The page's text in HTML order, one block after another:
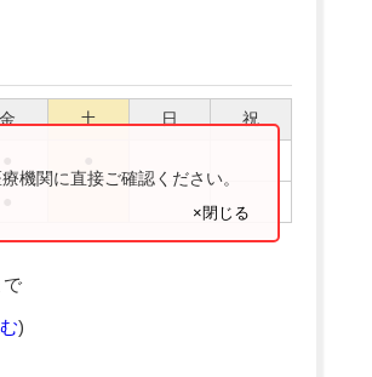
金 土 日 祝
機関に直接ご確認ください。
×閉じる
で
)